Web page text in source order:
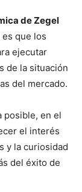
de Zegel
es que los
ejecutar
de la situación
del mercado.
posible, en el
el interés
y la curiosidad
del éxito de